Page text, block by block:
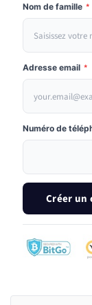
Nom de famille *
Adresse email *
Numéro de
Créer un